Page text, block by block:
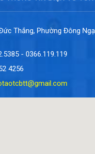
Thắng, Phường Đông
- 0366.119.119
4256